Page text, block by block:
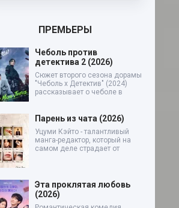
ПРЕМЬЕРЫ
Чеболь против
детектива 2 (2026)
Сюжет второго сезона дорамы
"Чеболь x Детектив" (2024)
рассказывает о чеболе в
Парень из чата (2026)
Уцуми Кэйто - талантливый
манга-редактор, который на
самом деле страдает от
Эта проклятая любовь
(2026)